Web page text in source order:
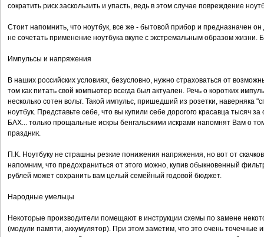
сократить риск заскользить и упасть, ведь в этом случае повреждение
Стоит напомнить, что ноутбук, все же - бытовой прибор и
не сочетать применение ноутбука вкупе с экстремальным образом жизни.
Импульсы и напряжения
В наших российских условиях, безусловно, нужно страховаться от
том как питать свой компьютер всегда был актуален. Речь о коротких
несколько сотен вольт. Такой импульс, пришедший из розетки, наверняка
ноутбук. Представьте себе, что вы купили себе дорогого красавца тысяч
БАХ... только прощальные искры бенгальскими искрами напомнят Вам о
праздник.
П.К. Ноутбуку не страшны резкие понижения напряжения, но вот от
напомним, что предохраниться от этого можно, купив обыкновенный
рублей может сохранить вам целый семейный годовой бюджет.
Народные умельцы
Некоторые производители помещают в инструкции схемы по замене
(модули памяти, аккумулятор). При этом заметим, что это очень точечные